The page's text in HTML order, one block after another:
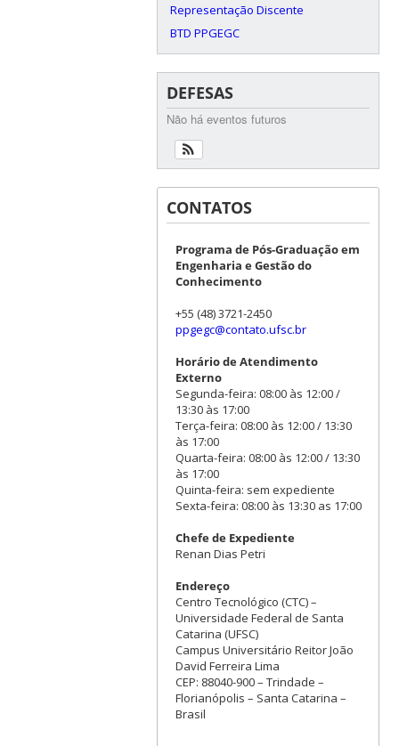
Representação Discente
BTD PPGEGC
DEFESAS
Não há eventos futuros
CONTATOS
Programa de Pós-Graduação em
Engenharia e Gestão do
Conhecimento
+55 (48) 3721-2450
ppgegc@contato.ufsc.br
Horário de Atendimento
Externo
Segunda-feira: 08:00 às 12:00 /
13:30 às 17:00
Terça-feira: 08:00 às 12:00 / 13:30
às 17:00
Quarta-feira: 08:00 às 12:00 / 13:30
às 17:00
Quinta-feira: sem expediente
Sexta-feira: 08:00 às 13:30 as 17:00
Chefe de Expediente
Renan Dias Petri
Endereço
Centro Tecnológico (CTC) –
Universidade Federal de Santa
Catarina (UFSC)
Campus Universitário Reitor João
David Ferreira Lima
CEP: 88040-900 – Trindade –
Florianópolis – Santa Catarina –
Brasil